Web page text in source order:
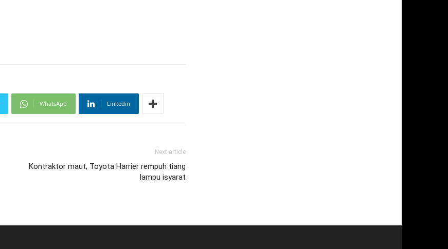
WhatsApp Linkedin
Next article
Kontraktor maut, Toyota Harrier rempuh tiang
lampu isyarat